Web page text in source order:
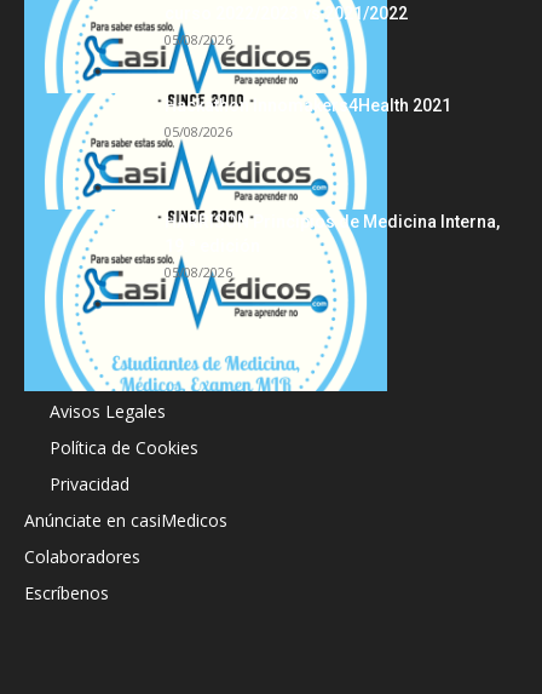
curso 2022/2023 vs 2021/2022
05/08/2026
Hackathon Innomakers4Health 2021
05/08/2026
HARRISON Principios de Medicina Interna,
05/08/2026
Acerca de
Avisos Legales
Política de Cookies
Privacidad
Anúnciate en casiMedicos
Colaboradores
Escríbenos